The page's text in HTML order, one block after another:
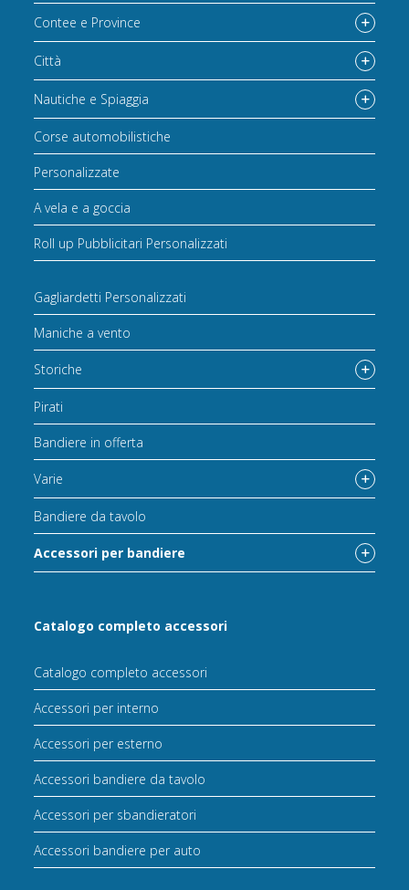
Contee e Province
Città
Nautiche e Spiaggia
Corse automobilistiche
Personalizzate
A vela e a goccia
Roll up Pubblicitari Personalizzati
Gagliardetti Personalizzati
Maniche a vento
Storiche
Pirati
Bandiere in offerta
Varie
Bandiere da tavolo
Accessori per bandiere
Catalogo completo accessori
Catalogo completo accessori
Accessori per interno
Accessori per esterno
Accessori bandiere da tavolo
Accessori per sbandieratori
Accessori bandiere per auto